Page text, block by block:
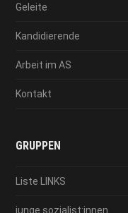
Geleite
Kandidierende
Arbeit im AS
Kontakt
GRUPPEN
Liste LINKS
junge sozialist:innen